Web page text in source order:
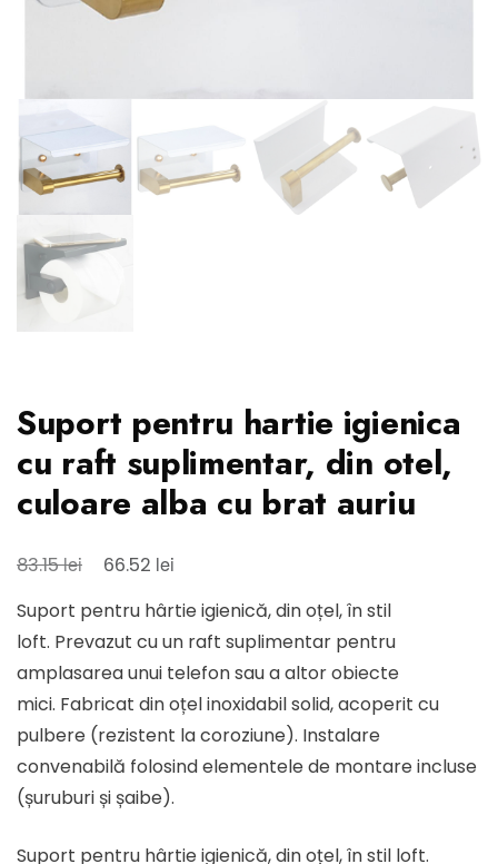
Suport pentru hartie igienica
cu raft suplimentar, din otel,
culoare alba cu brat auriu
83.15lei
Prețul
a
fost:
83.15 lei.
66.52 lei
este:
66.52 lei.
Suport pentru hârtie igienică, din oțel, în stil
loft. Prevazut cu un raft suplimentar pentru
amplasarea unui telefon sau a altor obiecte
mici. Fabricat din oțel inoxidabil solid, acoperit cu
pulbere (rezistent la coroziune). Instalare
convenabilă folosind elementele de montare incluse
(șuruburi și șaibe).
Suport pentru hârtie igienică, din oțel, în stil loft.